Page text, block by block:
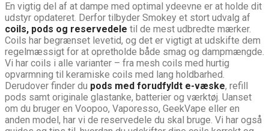
En vigtig del af at dampe med optimal ydeevne er at holde dit
udstyr opdateret. Derfor tilbyder Smokey et stort udvalg af
coils, pods og reservedele til de mest udbredte mærker.
Coils har begrænset levetid, og det er vigtigt at udskifte dem
regelmæssigt for at opretholde både smag og dampmængde.
Vi har coils i alle varianter – fra mesh coils med hurtig
opvarmning til keramiske coils med lang holdbarhed.
Derudover finder du pods med forudfyldt e-væske, refill
pods samt originale glastanke, batterier og værktøj. Uanset
om du bruger en Voopoo, Vaporesso, GeekVape eller en
anden model, har vi de reservedele du skal bruge. Vi har også